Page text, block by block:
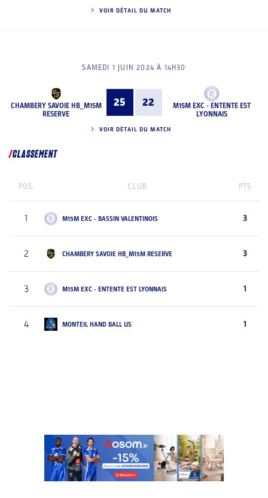
VOIR DÉTAIL DU MATCH
SAMEDI 1 JUIN 2024 À 14H30
CHAMBERY SAVOIE HB_M15M
RESERVE
25 22
M15M EXC - ENTENTE EST
LYONNAIS
VOIR DÉTAIL DU MATCH
CLASSEMENT
POS. CLUB PTS
1 M15M EXC - BASSIN VALENTINOIS 3
2 CHAMBERY SAVOIE HB_M15M RESERVE 3
3 M15M EXC - ENTENTE EST LYONNAIS 1
4 MONTEIL HAND BALL US 1